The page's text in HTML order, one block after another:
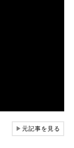
▶元記事を見る